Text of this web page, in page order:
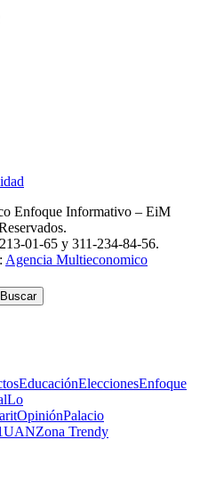
Enfoque Informativo – EiM
01-65 y 311-234-84-56.
Agencia Multieconomico
EducaciónEleccionesEnfoque
Lo
OpiniónPalacio
UANZona Trendy